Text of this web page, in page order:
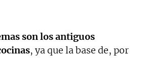
son los antiguos
, ya que la base de, por